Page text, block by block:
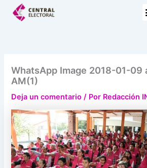
WhatsApp Image 2018-01-09
AM(1)
Deja un comentario / Por Redacción